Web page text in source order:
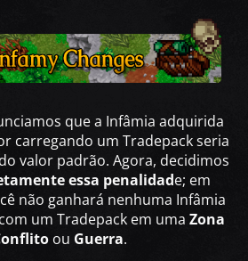
que a Infâmia adquirida
carregando um Tradepack seria
valor padrão. Agora, decidimos
essa penalidade; em
não ganhará nenhuma Infâmia
um Tradepack em uma Zona
ou Guerra.